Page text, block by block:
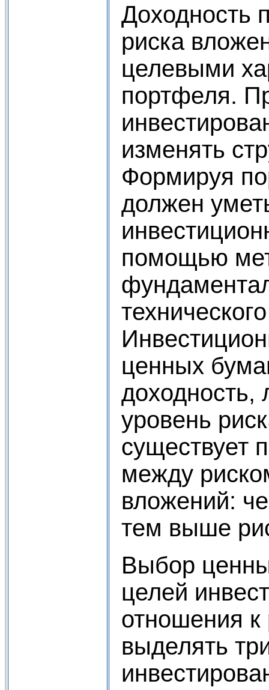
Доходность
риска
целевыми
портфеля.
изменять
Формируя
должен
помощью
ценных
доходность,
уровень
существует
между
вложений:
тем выше
Выбор
целей
отношения к
выделять